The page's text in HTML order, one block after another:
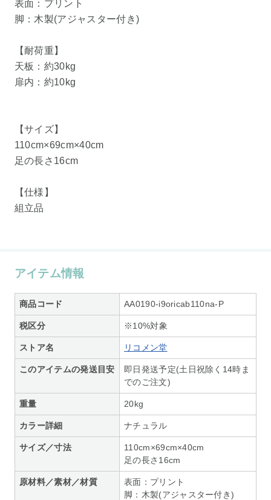
表面：プリント
脚：木製(アジャスター付き)
【耐荷重】
天板：約30kg
扉内：約10kg
【サイズ】
110cm×69cm×40cm
足の長さ16cm
【仕様】
組立品
アイテム情報
商品コード AA0190-i9oricab110na-P
税区分 ※10%対象
ストア名 リコメン堂
このアイテムの発送目安
即日発送予定(土日祝除く14時ま
でのご注文)
重量 20kg
カラー詳細 ナチュラル
サイズ／寸法
110cm×69cm×40cm
足の長さ16cm
原材料／素材／材質
表面：プリント
脚：木製(アジャスター付き)